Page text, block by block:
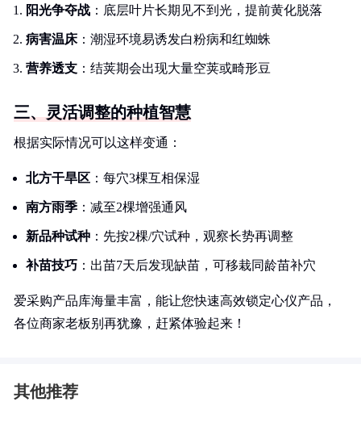
阳光争夺战 ：底层叶片长期见不到光，提前黄化脱落
病害温床：潮湿环境易诱发白粉病和红蜘蛛
营养透支 ：结荚期会出现大量空荚或畸形豆
三、灵活调整的种植智慧
根据实际情况可以这样变通：
北方干旱区 ：每穴3棵互相保湿
南方雨季 ：减至2棵增强通风
新品种试种 ：先按2棵/穴试种，观察长势再调整
补苗技巧 ：出苗7天后发现缺苗，可移栽同龄苗补穴
爱采购产品库海量丰富，能让您快速高效锁定心仪产品，
各位商家老板别再犹豫，赶紧体验起来！
其他推荐